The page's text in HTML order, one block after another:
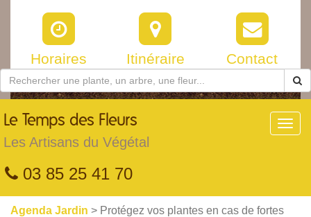
Horaires Itinéraire Contact
Le Temps des Fleurs
Les Artisans du Végétal
03 85 25 41 70
Agenda Jardin > Protégez vos plantes en cas de fortes